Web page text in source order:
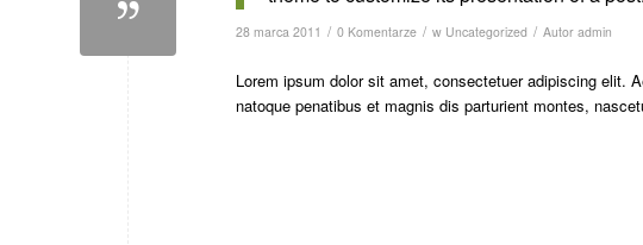
28 marca 2011 / 0 Komentarze / w Uncategorized / Autor admin
Lorem ipsum dolor sit amet, consectetuer adipiscing elit.
natoque penatibus et magnis dis parturient montes,